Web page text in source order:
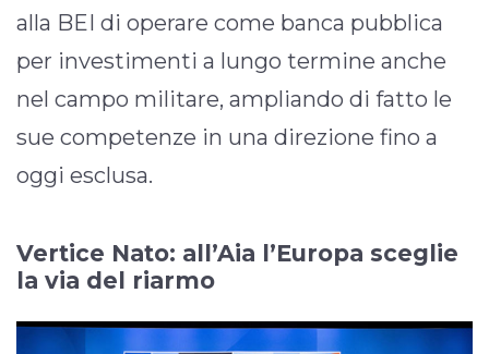
alla BEI di operare come banca pubblica
per investimenti a lungo termine anche
nel campo militare, ampliando di fatto le
sue competenze in una direzione fino a
oggi esclusa.
Vertice Nato: all’Aia l’Europa sceglie
la via del riarmo